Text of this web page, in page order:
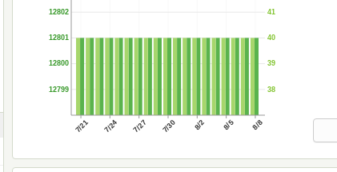
7/21 7/24 7/27 7/30 8/2 8/5 8/8
12799
12800
12801
12802
38
39
40
41